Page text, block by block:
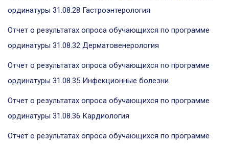
ординатуры 31.08.28 Гастроэнтерология
Отчет о результатах опроса обучающихся по программе
ординатуры 31.08.32 Дерматовенерология
Отчет о результатах опроса обучающихся по программе
ординатуры 31.08.35 Инфекционные болезни
Отчет о результатах опроса обучающихся по программе
ординатуры 31.08.36 Кардиология
Отчет о результатах опроса обучающихся по программе